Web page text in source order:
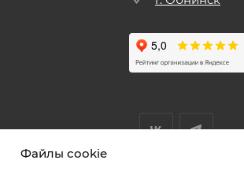
Файлы cookie